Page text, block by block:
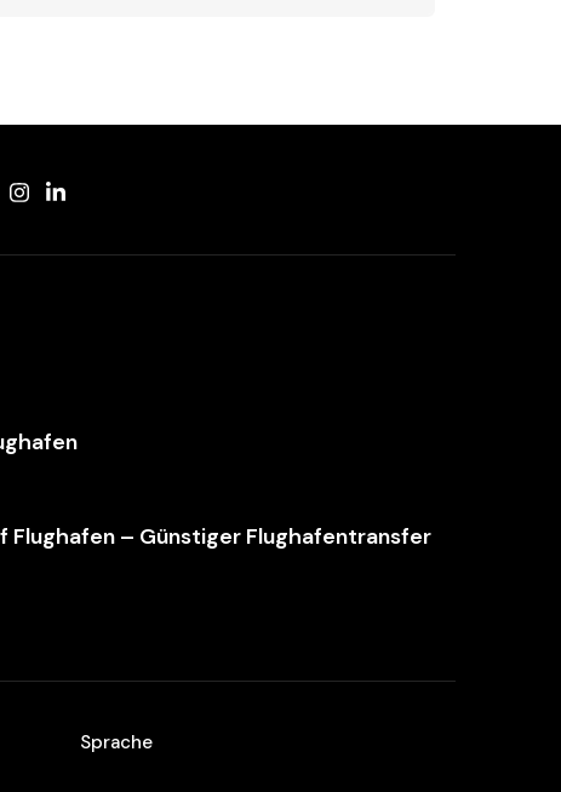
Flughafen – Günstiger Flughafentransfer
Sprache